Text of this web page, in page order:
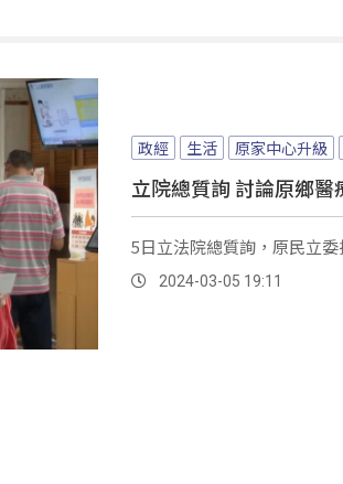
政經 生活 原家中心升級
立院總質詢 討論原鄉
5日立法院總質詢，原民立委
2024-03-05 19:11